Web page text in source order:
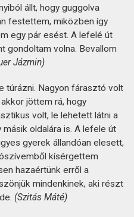
állt, hogy guggolva
festettem, miközben így
egy pár esést. A lefelé út
gondoltam volna. Bevallom
Jázmin)
túrázni. Nagyon fárasztó volt
jöttem rá, hogy
volt, le lehetett látni a
oldalára is. A lefele út
gyerek állandóan elesett,
kísérgettem
hazaértünk erről a
mindenkinek, aki részt
(Szitás Máté)